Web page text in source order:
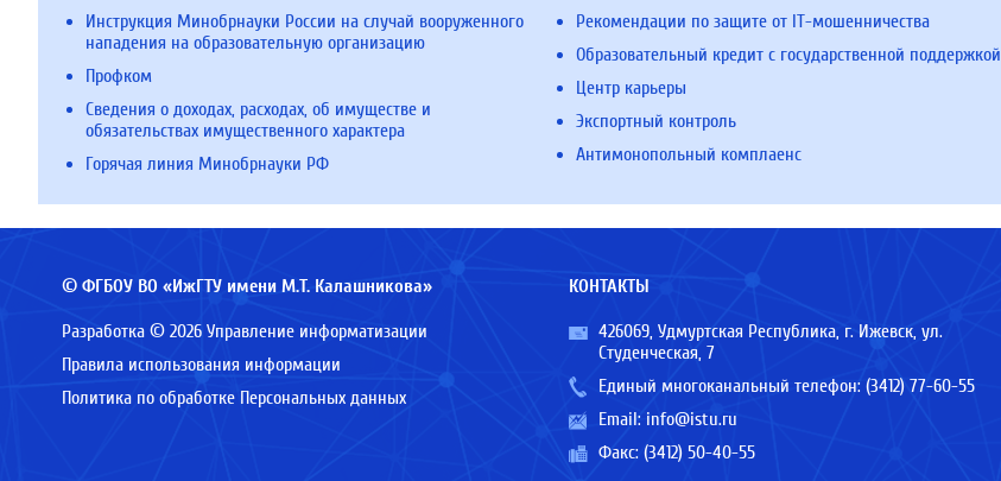
Инструкция Минобрнауки России на случай вооруженного
нападения на образовательную организацию
Профком
Сведения о доходах, расходах, об имуществе и
обязательствах имущественного характера
Горячая линия Минобрнауки РФ
Рекомендации по защите от IT-мошенничества
Образовательный кредит с государственной поддержкой
Центр карьеры
Экспортный контроль
Антимонопольный комплаенс
© ФГБОУ ВО «ИжГТУ имени М.Т. Калашникова»
Разработка © 2026 Управление информатизации
Правила использования информации
Политика по обработке Персональных данных
КОНТАКТЫ
426069, Удмуртская Республика, г. Ижевск, ул.
Студенческая, 7
Единый многоканальный телефон: (3412) 77-60-55
Email: info@istu.ru
Факс: (3412) 50-40-55